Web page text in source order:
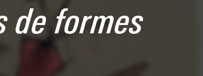
de formes